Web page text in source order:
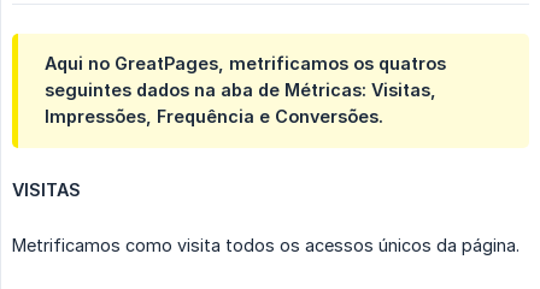
Aqui no GreatPages , metrificamos os quatros
seguintes dados na aba de Métricas: Visitas,
Impressões, Frequência e Conversões.
VISITAS
Metrificamos como visita todos os acessos únicos da página.